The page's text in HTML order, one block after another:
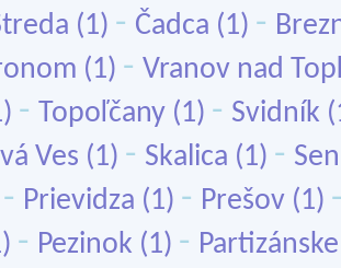
(1) - Čadca (1) -
(1) - Vranov nad
- Topoľčany (1) - Svidník
Ves (1) - Skalica (1) -
- Prievidza (1) - Prešov (1)
- Pezinok (1) - Partizánske